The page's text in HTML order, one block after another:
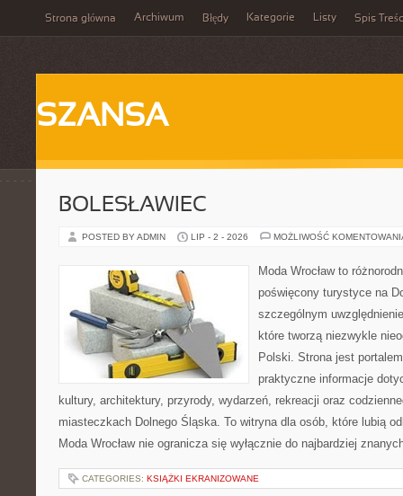
Strona główna Archiwum Błędy Kategorie Listy Spis
SZANSA
BOLESŁAWIEC
POSTED BY ADMIN LIP - 2 - 2026 MOŻLIWOŚĆ
Moda Wrocław to
poświęcony turystyce na
szczególnym
które tworzą niezwykle
Polski. Strona jest
praktyczne informacje
kultury, architektury, przyrody, wydarzeń, rekreacji oraz
miasteczkach Dolnego Śląska. To witryna dla osób, które lubią
Moda Wrocław nie ogranicza się wyłącznie do najbardziej
CATEGORIES: KSIĄŻKI EKRANIZOWANE